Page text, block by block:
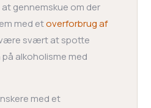
gennemskue om der
med etoverforbrug af
svært at spotte
alkoholisme med
med et